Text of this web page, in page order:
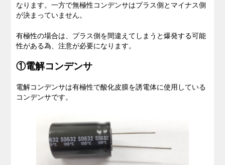
なります。一方で無極性コンデンサはプラス側とマイナス側
が決まっていません。
有極性の場合は、プラス側を間違えてしまうと爆発する可能
性がある為、注意が必要になります。
①電解コンデンサ
電解コンデンサは有極性で酸化皮膜を誘電体に使用している
コンデンサです。